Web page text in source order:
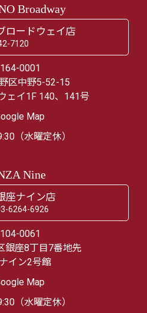
Broadway
ロードウェイ店
7120
0001
区中野5-52-15
ェイ1F 140、141号
Map
（水曜定休）
Nine
座ナイン店
6264-6926
0061
銀座8丁目7番地先
イン2号館
Map
（水曜定休）